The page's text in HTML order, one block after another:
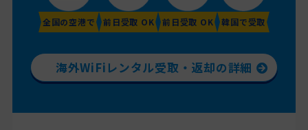
全国の空港で 前日受取 OK 前日受取 OK 韓国で受取
海外WiFiレンタル受取・返却の詳細